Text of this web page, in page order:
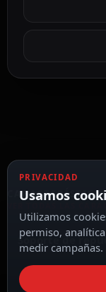
Soporte de
PRIVACIDAD
Usamos
Utilizamos
permiso,
medir campañas.